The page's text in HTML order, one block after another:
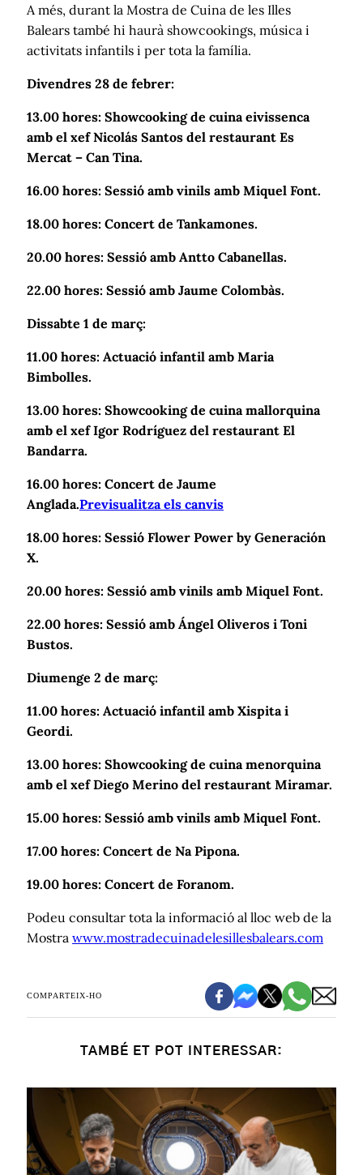
A més, durant la Mostra de Cuina de les Illes
Balears també hi haurà showcookings, música i
activitats infantils i per tota la família.
Divendres 28 de febrer:
13.00 hores: Showcooking de cuina eivissenca
amb el xef Nicolás Santos del restaurant Es
Mercat – Can Tina.
16.00 hores: Sessió amb vinils amb Miquel Font.
18.00 hores: Concert de Tankamones.
20.00 hores: Sessió amb Antto Cabanellas.
22.00 hores: Sessió amb Jaume Colombàs.
Dissabte 1 de març:
11.00 hores: Actuació infantil amb Maria
Bimbolles.
13.00 hores: Showcooking de cuina mallorquina
amb el xef Igor Rodríguez del restaurant El
Bandarra.
16.00 hores: Concert de Jaume
Anglada.Previsualitza els canvis(opens
a
tab)
18.00 hores: Sessió Flower Power by Generación
X.
20.00 hores: Sessió amb vinils amb Miquel Font.
22.00 hores: Sessió amb Ángel Oliveros i Toni
Bustos.
Diumenge 2 de març:
11.00 hores: Actuació infantil amb Xispita i
Geordi.
13.00 hores: Showcooking de cuina menorquina
amb el xef Diego Merino del restaurant Miramar.
15.00 hores: Sessió amb vinils amb Miquel Font.
17.00 hores: Concert de Na Pipona.
19.00 hores: Concert de Foranom.
Podeu consultar tota la informació al lloc web de la
Mostra www.mostradecuinadelesillesbalears.com
COMPARTEIX-HO
TAMBÉ ET POT INTERESSAR: